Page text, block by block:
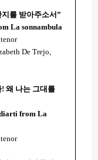
지를 받아주소서”
La sonnambula
De Trejo,
!왜 나는 그대를
from La